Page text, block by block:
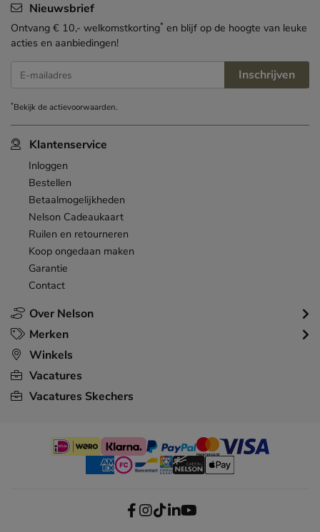
Over Nelson
Klantenservice
Inloggen
Bestellen
Betaalmogelijkheden
Nelson Cadeaukaart
Ruilen en retourneren
Koop ongedaan maken
Garantie
Contact
Merken
Winkels
Vacatures
Vacatures Skechers
Nieuwsbrief
Ontvang € 10,- welkomstkorting* en blijf op de hoogte van leuke
acties en aanbiedingen!
E-mailadres Inschrijven
*Bekijk deactievoorwaarden.